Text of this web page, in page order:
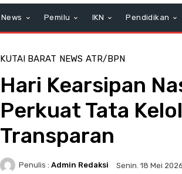
News Pemilu IKN Pendidikan
KUTAI BARAT NEWS ATR/BPN
Hari Kearsipan
Perkuat Tata
Transparan
Penulis : Admin Redaksi Senin. 18 Mei